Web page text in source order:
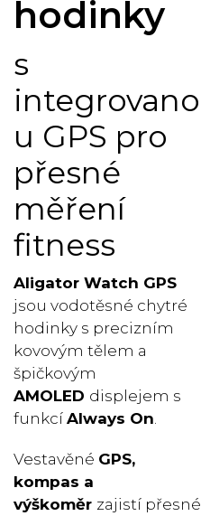
hodinky
s
integrovano
u GPS pro
přesné
měření
fitness
Aligator Watch GPS
jsou vodotěsné chytré
hodinky s precizním
kovovým tělem a
špičkovým
AMOLED displejem s
funkcí Always On
Vestavěné GPS,
kompas a
výškoměr zajistí přesné